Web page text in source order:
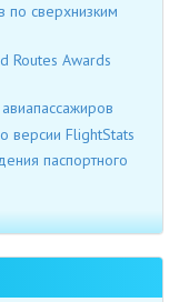
по сверхнизким
Routes Awards
версии FlightStats
паспортного